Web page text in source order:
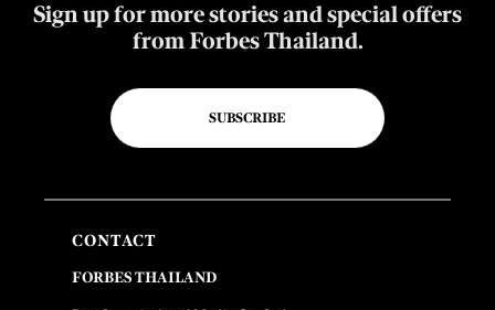
Sign up for more stories and special offers
from Forbes Thailand.
SUBSCRIBE
CONTACT
FORBES THAILAND